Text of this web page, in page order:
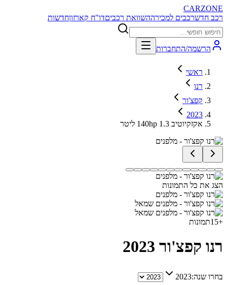
CARZONE
רכב חדשרכבים למכירההשוואת רכביםדו"ח קארזוןחדשות
הרשמה/התחברות
ראשי
רנו
קפצ'ור
2023
אקזקיוטיב 140hp 1.3 ליטר
הצג את כל התמונות
+
15תמונות
רנו קפצ'ור 2023
בחרו שנה:2023